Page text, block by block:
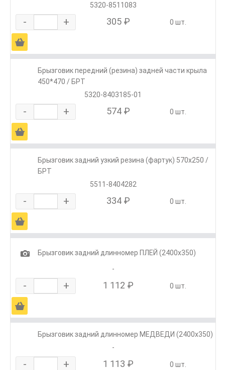
5320-8511083
- + 305 ₽ 0 шт.
Ä
Брызговик передний (резина) задней части крыла
450*470 / БРТ
5320-8403185-01
- + 574 ₽ 0 шт.
Ä
Брызговик задний узкий резина (фартук) 570х250 /
БРТ
5511-8404282
- + 334 ₽ 0 шт.
Ä
1
Брызговик задний длинномер ПЛЕЙ (2400х350)
-
- + 1 112 ₽ 0 шт.
Ä
Брызговик задний длинномер МЕДВЕДИ (2400х350)
-
- + 1 113 ₽ 0 шт.